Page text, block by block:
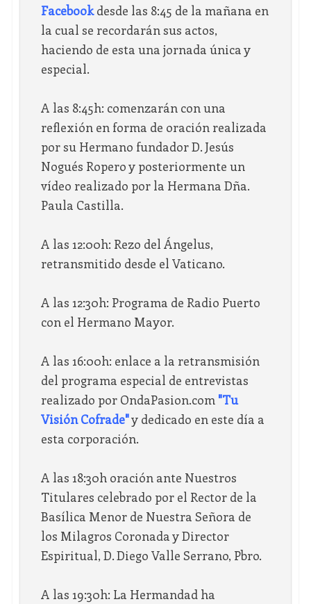
Facebookdesde las 8:45 de la mañana en
la cual se recordarán sus actos,
haciendo de esta una jornada única y
especial.
A las 8:45h: comenzarán con una
reflexión en forma de oración realizada
por su Hermano fundador D. Jesús
Nogués Ropero y posteriormente un
vídeo realizado por la Hermana Dña.
Paula Castilla.
A las 12:00h: Rezo del Ángelus,
retransmitido desde el Vaticano.
A las 12:30h: Programa de Radio Puerto
con el Hermano Mayor.
A las 16:00h: enlace a la retransmisión
del programa especial de entrevistas
realizado por OndaPasion.com "Tu
Visión Cofrade"y dedicado en este día a
esta corporación.
A las 18:30h oración ante Nuestros
Titulares celebrado por el Rector de la
Basílica Menor de Nuestra Señora de
los Milagros Coronada y Director
Espiritual, D. Diego Valle Serrano, Pbro.
A las 19:30h: La Hermandad ha